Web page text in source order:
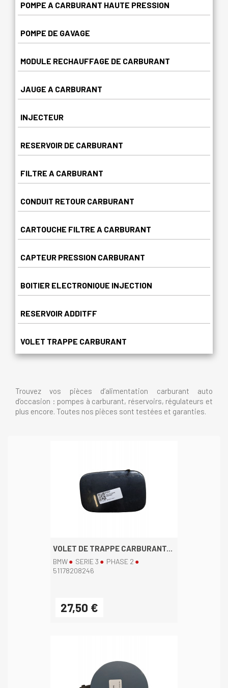
POMPE A CARBURANT HAUTE PRESSION
POMPE DE GAVAGE
MODULE RECHAUFFAGE DE CARBURANT
JAUGE A CARBURANT
INJECTEUR
RESERVOIR DE CARBURANT
FILTRE A CARBURANT
CONDUIT RETOUR CARBURANT
CARTOUCHE FILTRE A CARBURANT
CAPTEUR PRESSION CARBURANT
BOITIER ELECTRONIQUE INJECTION
RESERVOIR ADDITFF
VOLET TRAPPE CARBURANT
Trouvez vos pièces d’alimentation carburant auto
d’occasion : pompes à carburant, réservoirs, régulateurs et
plus encore. Toutes nos pièces sont testées et garanties.
VOLET DE TRAPPE CARBURANT...
BMW SERIE 3
PHASE 2
51178208246
27,50 €